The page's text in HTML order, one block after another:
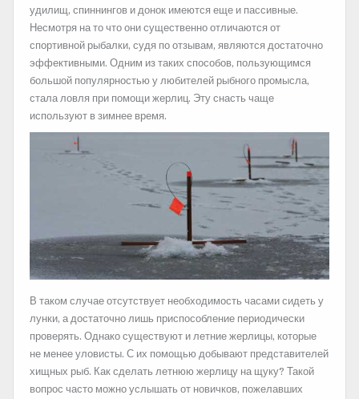
удилищ, спиннингов и донок имеются еще и пассивные.
Несмотря на то что они существенно отличаются от
спортивной рыбалки, судя по отзывам, являются достаточно
эффективными. Одним из таких способов, пользующимся
большой популярностью у любителей рыбного промысла,
стала ловля при помощи жерлиц. Эту снасть чаще
используют в зимнее время.
В таком случае отсутствует необходимость часами сидеть у
лунки, а достаточно лишь приспособление периодически
проверять. Однако существуют и летние жерлицы, которые
не менее уловисты. С их помощью добывают представителей
хищных рыб. Как сделать летнюю жерлицу на щуку? Такой
вопрос часто можно услышать от новичков, пожелавших